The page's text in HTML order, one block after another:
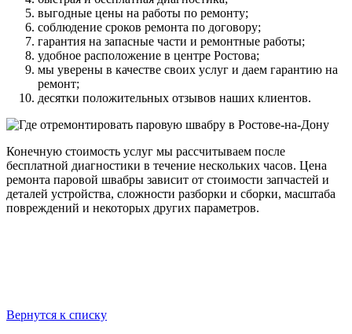
выгодные цены на работы по ремонту;
соблюдение сроков ремонта по договору;
гарантия на запасные части и ремонтные работы;
удобное расположение в центре Ростова;
мы уверены в качестве своих услуг и даем гарантию на
ремонт;
десятки положительных отзывов наших клиентов.
Конечную стоимость услуг мы рассчитываем после
бесплатной диагностики в течение нескольких часов. Цена
ремонта паровой швабры зависит от стоимости запчастей и
деталей устройства, сложности разборки и сборки, масштаба
повреждений и некоторых других параметров.
Вернутся к списку